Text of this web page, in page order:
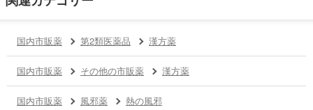
国内市販薬 第2類医薬品 漢方薬
国内市販薬 その他の市販薬 漢方薬
国内市販薬 風邪薬 熱の風邪